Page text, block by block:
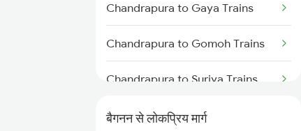
Chandrapura to Gaya Trains
Chandrapura to Gomoh Trains
Chandrapura to Suriya Trains
Chandrapura to Jehanabad
बैगनन से लोकप्रिय मार्ग